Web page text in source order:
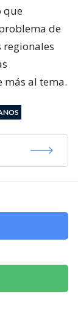
que
de
regionales
más al tema.